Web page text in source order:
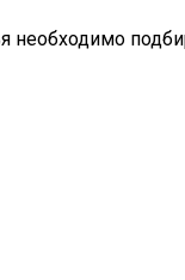
необходимо